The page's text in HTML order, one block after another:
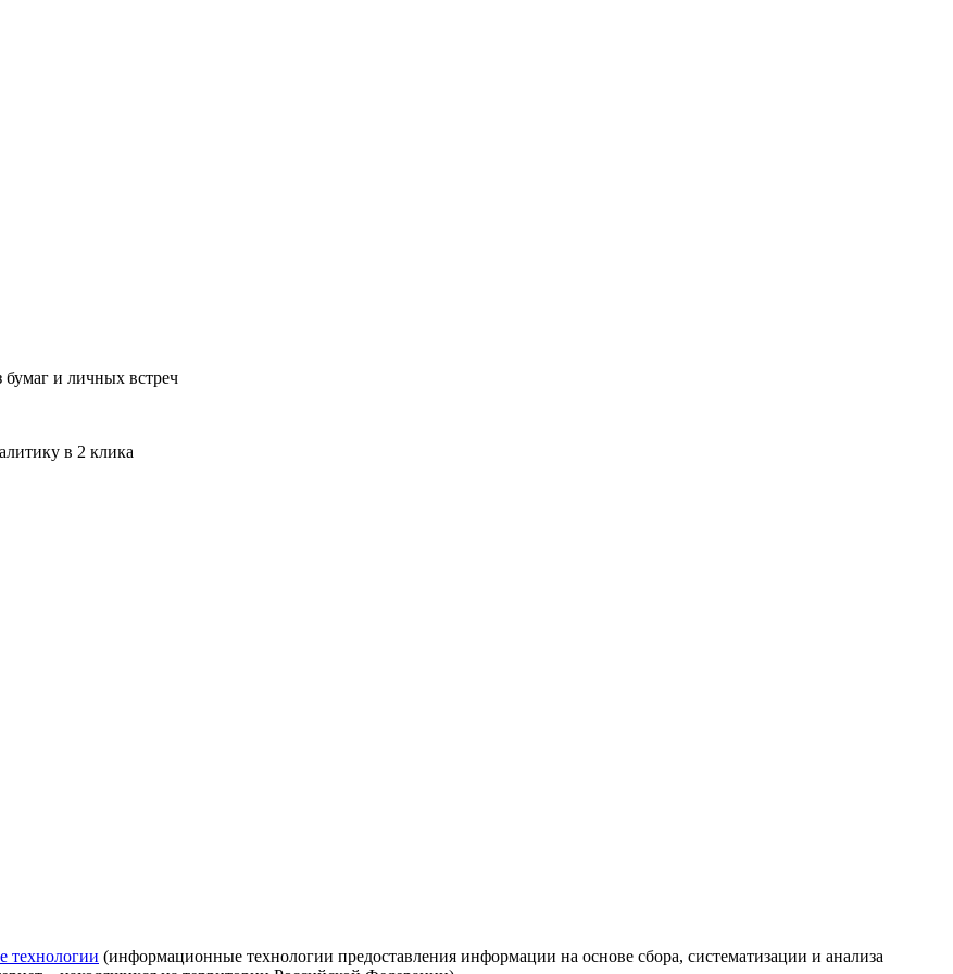
и личных встреч
в 2 клика
технологии (информационные технологии предоставления информации на основе сбора, систематизации и анализа